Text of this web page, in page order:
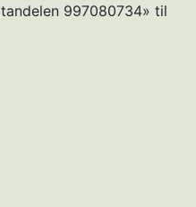
997080734» til